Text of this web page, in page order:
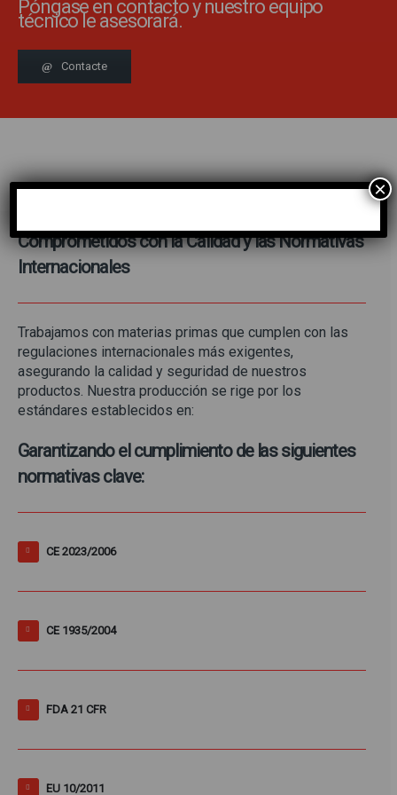
Póngase en contacto y nuestro equipo
técnico le asesorará.
Contacte
Comprometidos con la Calidad y las Normativas
Internacionales
Trabajamos con materias primas que cumplen con las
regulaciones internacionales más exigentes,
asegurando la calidad y seguridad de nuestros
productos. Nuestra producción se rige por los
estándares establecidos en:
Garantizando el cumplimiento de las siguientes
normativas clave:
CE 2023/2006
CE 1935/2004
FDA 21 CFR
EU 10/2011
×